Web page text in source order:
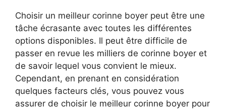
Choisir un meilleur corinne boyer peut être une
tâche écrasante avec toutes les différentes
options disponibles. Il peut être difficile de
passer en revue les milliers de corinne boyer et
de savoir lequel vous convient le mieux.
Cependant, en prenant en considération
quelques facteurs clés, vous pouvez vous
assurer de choisir le meilleur corinne boyer pour